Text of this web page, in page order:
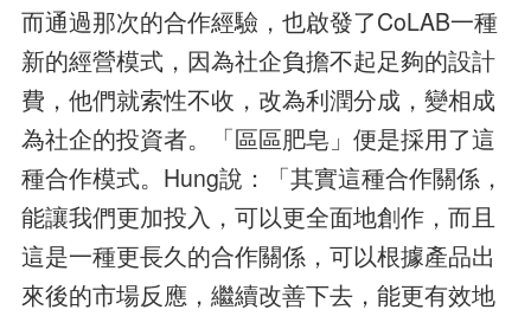
而通過那次的合作經驗，也啟發了CoLAB一種
新的經營模式，因為社企負擔不起足夠的設計
費，他們就索性不收，改為利潤分成，變相成
為社企的投資者。「區區肥皂」便是採用了這
種合作模式。Hung說：「其實這種合作關係，
能讓我們更加投入，可以更全面地創作，而且
這是一種更長久的合作關係，可以根據產品出
來後的市場反應，繼續改善下去，能更有效地